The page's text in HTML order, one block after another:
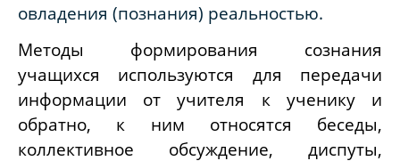
овладения (познания) реальностью.
Методы формирования сознания
учащихся используются для передачи
информации от учителя к ученику и
обратно, к ним относятся беседы,
коллективное обсуждение, диспуты,